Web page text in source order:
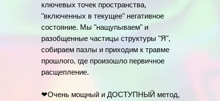
ключевых точек пространства,
"включенных в текущее" негативное
состояние. Мы "нащупываем" и
разобщенные частицы структуры "Я",
собираем пазлы и приходим к травме
прошлого, где произошло первичное
расщепление.
❤Очень мощный и ДОСТУПНЫЙ метод,